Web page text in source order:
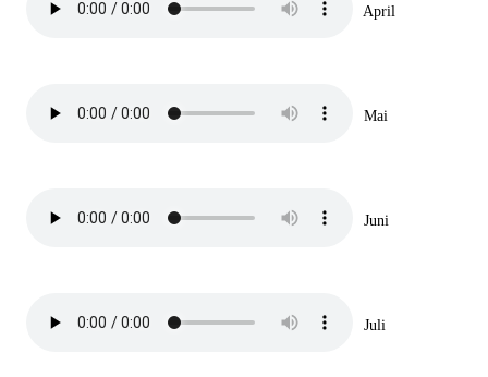
April
Mai
Juni
Juli